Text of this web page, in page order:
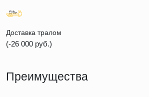
Доставка тралом
(-26 000 руб.)
Преимущества